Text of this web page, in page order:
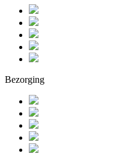
Bezorging